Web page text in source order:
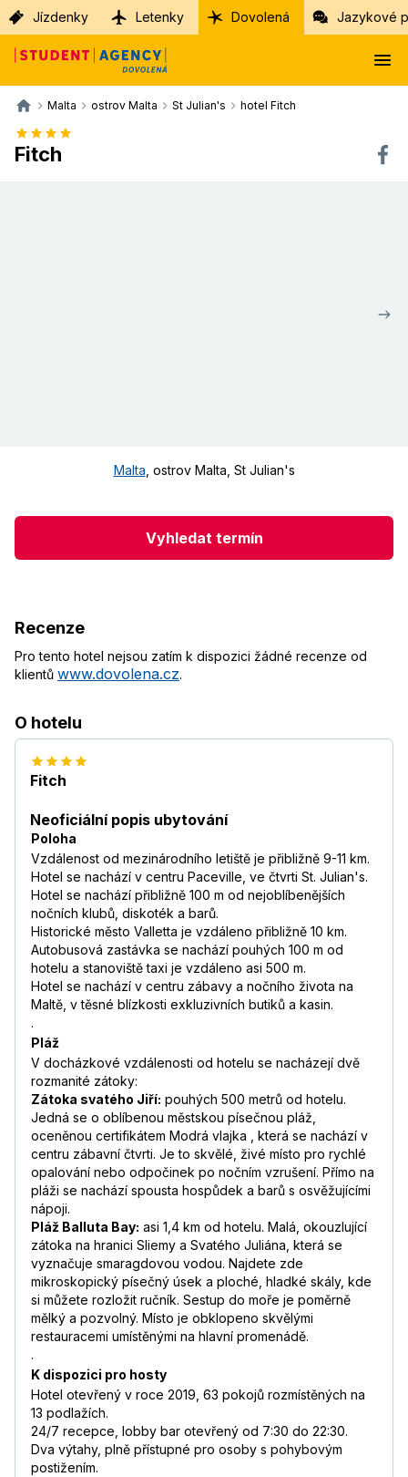
Jízdenky Letenky Dovolená Jazykové
Malta ostrov Malta St Julian's hotel Fitch
Fitch
Malta ostrov Malta St Julian's
Vyhledat termín
Recenze
Pro tento hotel nejsou zatím k dispozici žádné recenze od
klientů www.dovolena.cz.
O hotelu
Fitch
Neoficiální popis ubytování
Poloha
Vzdálenost od mezinárodního letiště je přibližně 9-11 km.
Hotel se nachází v centru Paceville, ve čtvrti St. Julian's.
Hotel se nachází přibližně 100 m od nejoblíbenějších
nočních klubů, diskoték a barů.
Historické město Valletta je vzdáleno přibližně 10 km.
Autobusová zastávka se nachází pouhých 100 m od
hotelu a stanoviště taxi je vzdáleno asi 500 m.
Hotel se nachází v centru zábavy a nočního života na
Maltě, v těsné blízkosti exkluzivních butiků a kasin.
.
Pláž
V docházkové vzdálenosti od hotelu se nacházejí dvě
rozmanité zátoky:
Zátoka svatého Jiří: pouhých 500 metrů od hotelu.
Jedná se o oblíbenou městskou písečnou pláž,
oceněnou certifikátem Modrá vlajka , která se nachází v
centru zábavní čtvrti. Je to skvělé, živé místo pro rychlé
opalování nebo odpočinek po nočním vzrušení. Přímo na
pláži se nachází spousta hospůdek a barů s osvěžujícími
nápoji.
Pláž Balluta Bay: asi 1,4 km od hotelu. Malá, okouzlující
zátoka na hranici Sliemy a Svatého Juliána, která se
vyznačuje smaragdovou vodou. Najdete zde
mikroskopický písečný úsek a ploché, hladké skály, kde
si můžete rozložit ručník. Sestup do moře je poměrně
mělký a pozvolný. Místo je obklopeno skvělými
restauracemi umístěnými na hlavní promenádě.
.
K dispozici pro hosty
Hotel otevřený v roce 2019, 63 pokojů rozmístěných na
13 podlažích.
24/7 recepce, lobby bar otevřený od 7:30 do 22:30.
Dva výtahy, plně přístupné pro osoby s pohybovým
postižením.